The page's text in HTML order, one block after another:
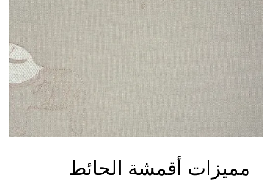
مميزات أقمشة الحائط